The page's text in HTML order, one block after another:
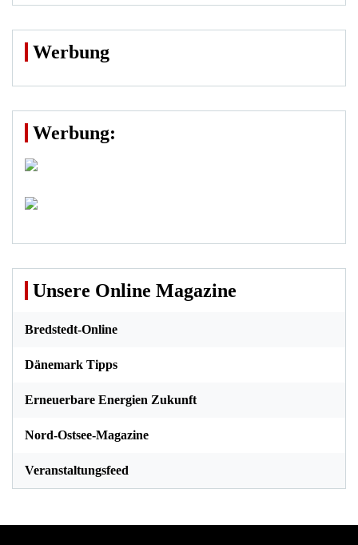
Werbung
Werbung:
Unsere Online Magazine
Bredstedt-Online
Dänemark Tipps
Erneuerbare Energien Zukunft
Nord-Ostsee-Magazine
Veranstaltungsfeed